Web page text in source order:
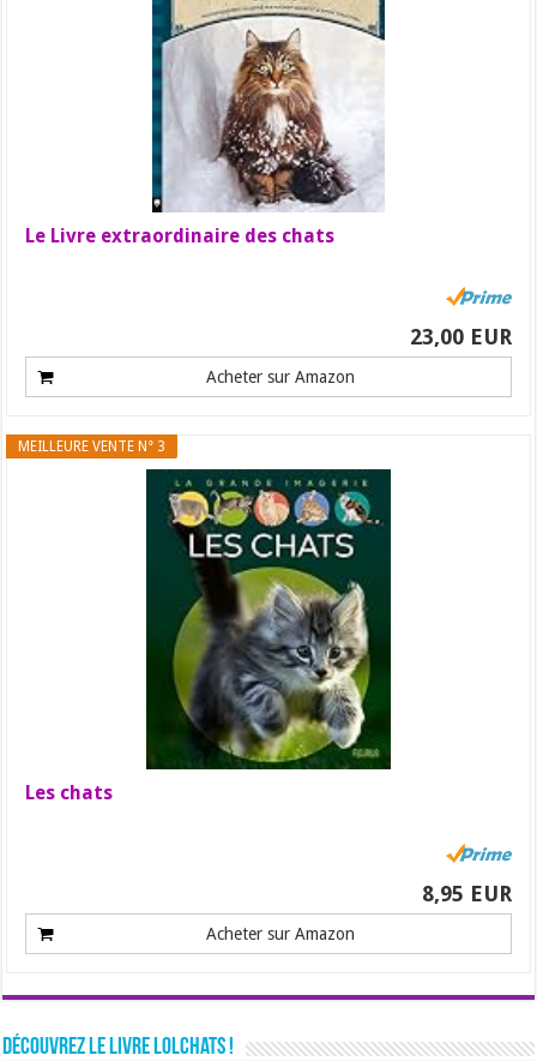
Le Livre extraordinaire des chats
23,00 EUR
Acheter sur Amazon
MEILLEURE VENTE N° 3
Les chats
8,95 EUR
Acheter sur Amazon
Découvrez le livre LolChats !